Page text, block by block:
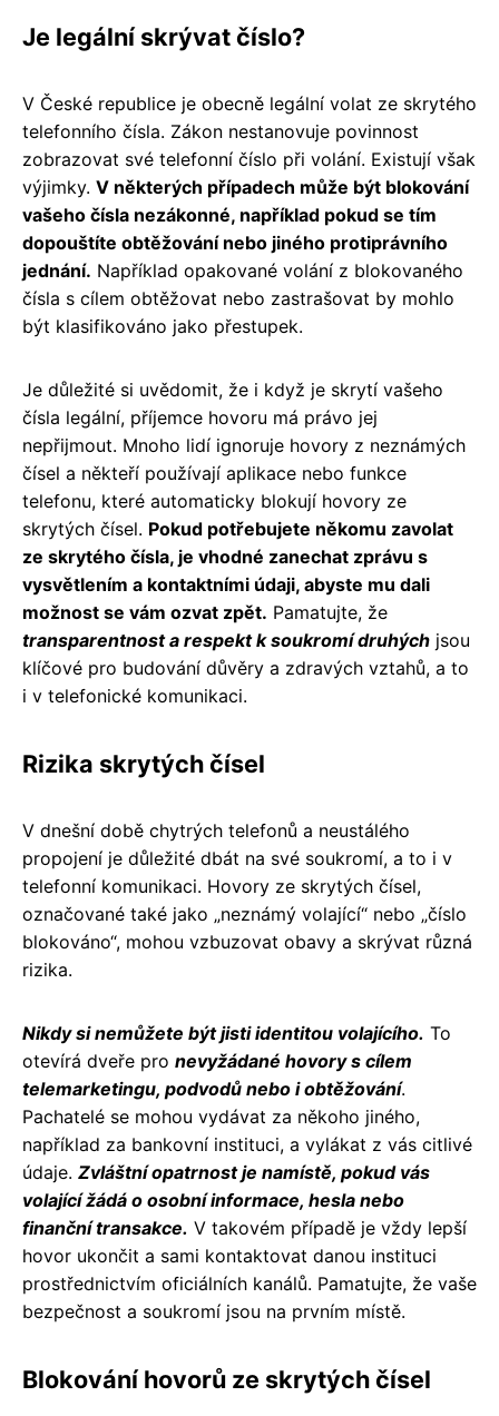
Je legální skrývat číslo?
V České republice je obecně legální volat ze skrytého
telefonního čísla. Zákon nestanovuje povinnost
zobrazovat své telefonní číslo při volání. Existují však
výjimky. V některých případech může být blokování
vašeho čísla nezákonné, například pokud se tím
dopouštíte obtěžování nebo jiného protiprávního
jednání. Například opakované volání z blokovaného
čísla s cílem obtěžovat nebo zastrašovat by mohlo
být klasifikováno jako přestupek.
Je důležité si uvědomit, že i když je skrytí vašeho
čísla legální, příjemce hovoru má právo jej
nepřijmout. Mnoho lidí ignoruje hovory z neznámých
čísel a někteří používají aplikace nebo funkce
telefonu, které automaticky blokují hovory ze
skrytých čísel. Pokud potřebujete někomu zavolat
ze skrytého čísla, je vhodné zanechat zprávu s
vysvětlením a kontaktními údaji, abyste mu dali
možnost se vám ozvat zpět. Pamatujte, že
transparentnost a respekt k soukromí druhých jsou
klíčové pro budování důvěry a zdravých vztahů, a to
i v telefonické komunikaci.
Rizika skrytých čísel
V dnešní době chytrých telefonů a neustálého
propojení je důležité dbát na své soukromí, a to i v
telefonní komunikaci. Hovory ze skrytých čísel,
označované také jako „neznámý volající“ nebo „číslo
blokováno“, mohou vzbuzovat obavy a skrývat různá
rizika.
Nikdy si nemůžete být jisti identitou volajícího. To
otevírá dveře pro nevyžádané hovory s cílem
telemarketingu, podvodů nebo i obtěžování.
Pachatelé se mohou vydávat za někoho jiného,
například za bankovní instituci, a vylákat z vás citlivé
údaje. Zvláštní opatrnost je namístě, pokud vás
volající žádá o osobní informace, hesla nebo
finanční transakce. V takovém případě je vždy lepší
hovor ukončit a sami kontaktovat danou instituci
prostřednictvím oficiálních kanálů. Pamatujte, že vaše
bezpečnost a soukromí jsou na prvním místě.
Blokování hovorů ze skrytých čísel